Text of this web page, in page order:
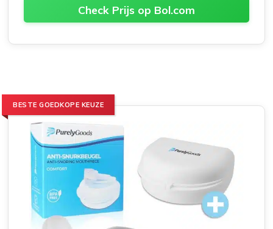
Check Prijs op Bol.com
BESTE GOEDKOPE KEUZE